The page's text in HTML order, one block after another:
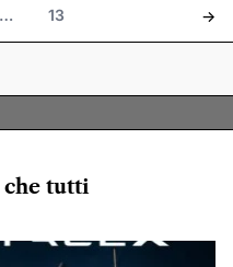
… 13 ->
che tutti